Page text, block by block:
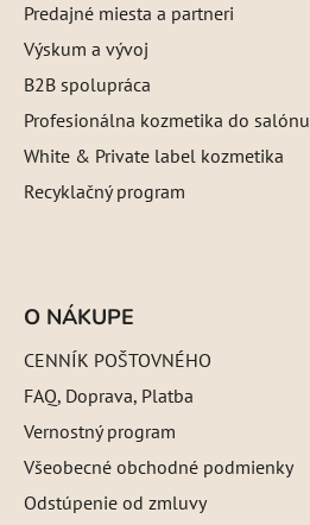
Predajné miesta a partneri
Výskum a vývoj
B2B spolupráca
Profesionálna kozmetika do salónu
White & Private label kozmetika
Recyklačný program
O NÁKUPE
CENNÍK POŠTOVNÉHO
FAQ, Doprava, Platba
Vernostný program
Všeobecné obchodné podmienky
Odstúpenie od zmluvy